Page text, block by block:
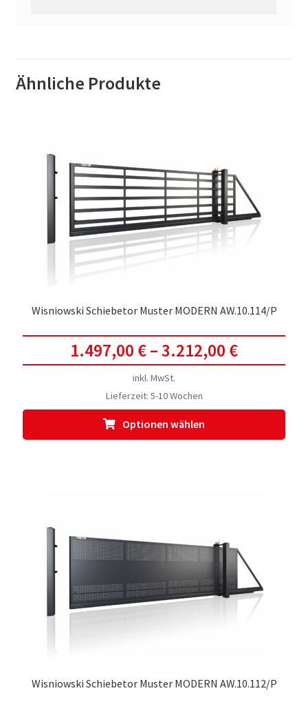
Ähnliche Produkte
Wisniowski Schiebetor Muster MODERN AW.10.114/P
1.497,00 €–3.212,00 €
inkl. MwSt.
Lieferzeit: 5-10 Wochen
Optionen wählen
Wisniowski Schiebetor Muster MODERN AW.10.112/P